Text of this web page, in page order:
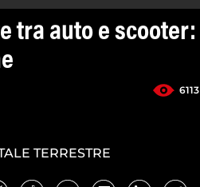
tra auto e scooter:
6113
TERRESTRE